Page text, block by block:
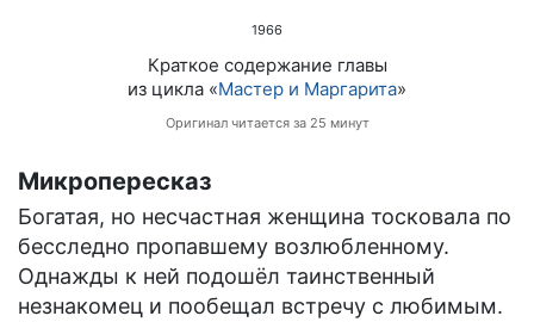
1966
Краткое содержание главы
из цикла «Мастер и Маргарита»
Оригинал читается за 25 минут
Микропересказ
Богатая, но несчастная женщина тосковала по
бесследно пропавшему возлюбленному.
Однажды к ней подошёл таинственный
незнакомец и пообещал встречу с любимым.